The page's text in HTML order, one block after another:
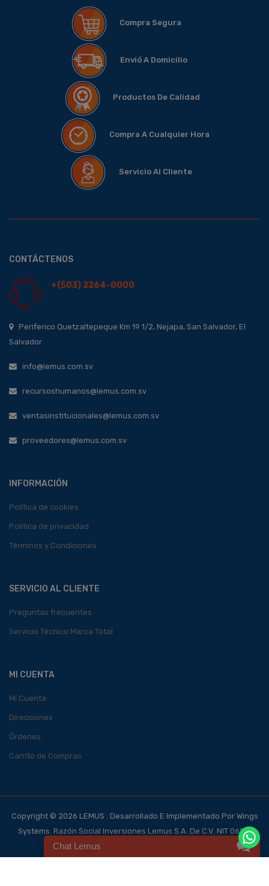
Compra Segura
Envió A Domicilio
Productos De Calidad
Compra A Cualquier Hora
Servicio Al Cliente
CONTÁCTENOS
+(503) 2264-0000
Periferico Quetzaltepeque Km 19 1/2, Nejapa, San Salvador, El
Salvador
info@lemus.com.sv
recursoshumanos@lemus.com.sv
ventasinstitucionales@lemus.com.sv
proveedores@lemus.com.sv
INFORMACIÓN
Política de cookies
Política de privacidad
Términos y Condiciones
SERVICIO AL CLIENTE
Preguntas frecuentes
Servicio Técnico Marca Total
MI CUENTA
Mi Cuenta
Direcciones
Órdenes
Carrito de Compras
Copyright © 2026 LEMUS . Desarrollado E Implementado Por Wings
Systems. Razón Social Inversiones Lemus S.A. De C.V. NIT 0614-
140700-101-4, NRC 123562-0
Chat Lemus